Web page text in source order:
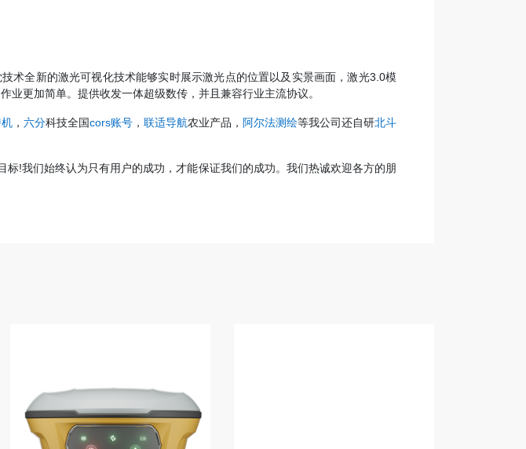
术全新的激光可视化技术能够实时展示激光点的位置以及实景画面，激光3.0模
更加简单。提供收发一体超级数传，并且兼容行业主流协议。
， 六分科技全国cors账号， 联适导航农业产品， 阿尔法测绘等我公司还自研北斗
!我们始终认为只有用户的成功，才能保证我们的成功。我们热诚欢迎各方的朋